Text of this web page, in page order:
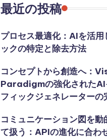
最近の投稿
プロセス最適化：AIを活用
ックの特定と除去方法
コンセプトから創造へ：
Paradigmの強化されたAI
フィックジェネレーターの
コミュニケーション図を動
て扱う：APIの進化に合わ